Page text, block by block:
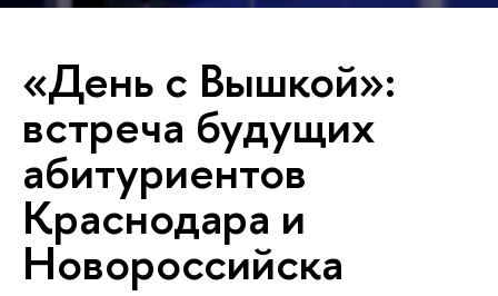
«День с Вышкой»:
встреча будущих
абитуриентов
Краснодара и
Новороссийска